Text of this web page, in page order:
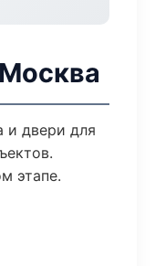
и двери для
этапе.